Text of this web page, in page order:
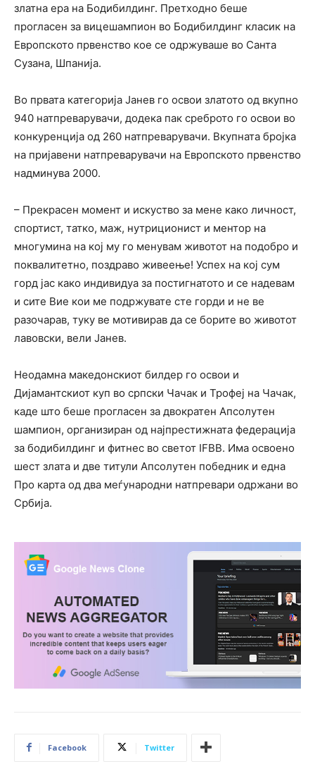
златна ера на Бодибилдинг. Претходно беше
прогласен за вицешампион во Бодибилдинг класик на
Европското првенство кое се одржуваше во Санта
Сузана, Шпанија.
Во првата категорија Јанев го освои златото од вкупно
940 натпреварувачи, додека пак среброто го освои во
конкуренција од 260 натпреварувачи. Вкупната бројка
на пријавени натпреварувачи на Европското првенство
надминува 2000.
– Прекрасен момент и искуство за мене како личност,
спортист, татко, маж, нутриционист и ментор на
многумина на кој му го менувам животот на подобро и
поквалитетно, поздраво живеење! Успех на кој сум
горд јас како индивидуа за постигнатото и се надевам
и сите Вие кои ме подржувате сте горди и не ве
разочарав, туку ве мотивирав да се борите во животот
лавовски, вели Јанев.
Неодамна македонскиот билдер го освои и
Дијамантскиот куп во српски Чачак и Трофеј на Чачак,
каде што беше прогласен за двократен Апсолутен
шампион, организиран од најпрестижната федерација
за бодибилдинг и фитнес во светот IFBB. Има освоено
шест злата и две титули Апсолутен победник и една
Про карта од два меѓународни натпревари одржани во
Србија.
Facebook Twitter